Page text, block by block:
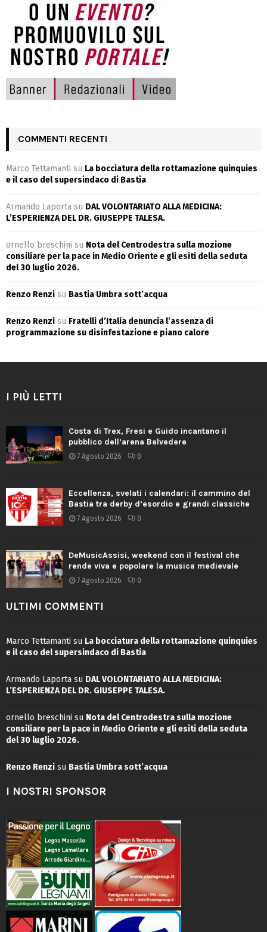
COMMENTI RECENTI
Marco Tettamanti su La bocciatura della rottamazione quinquies
e il caso del supersindaco di Bastia
Armando Laporta su DAL VOLONTARIATO ALLA MEDICINA:
L’ESPERIENZA DEL DR. GIUSEPPE TALESA.
ornello breschini su Nota del Centrodestra sulla mozione
consiliare per la pace in Medio Oriente e gli esiti della seduta
del 30 luglio 2026.
Renzo Renzi su Bastia Umbra sott’acqua
Renzo Renzi su Fratelli d’Italia denuncia l’assenza di
programmazione su disinfestazione e piano calore
I PIÙ LETTI
Costa di Trex, Fresi e Guido incantano il
pubblico dell’arena Belvedere
7 Agosto 2026 0
Eccellenza, svelati i calendari: il cammino del
Bastia tra derby d’esordio e grandi classiche
7 Agosto 2026 0
DeMusicAssisi, weekend con il festival che
rende viva e popolare la musica medievale
7 Agosto 2026 0
ULTIMI COMMENTI
Marco Tettamanti su La bocciatura della rottamazione quinquies
e il caso del supersindaco di Bastia
Armando Laporta su DAL VOLONTARIATO ALLA MEDICINA:
L’ESPERIENZA DEL DR. GIUSEPPE TALESA.
ornello breschini su Nota del Centrodestra sulla mozione
consiliare per la pace in Medio Oriente e gli esiti della seduta
del 30 luglio 2026.
Renzo Renzi su Bastia Umbra sott’acqua
I NOSTRI SPONSOR